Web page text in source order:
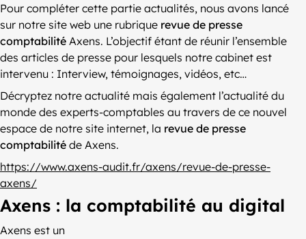
Pour compléter cette partie actualités, nous avons lancé
sur notre site web une rubrique revue de presse
comptabilité Axens. L’objectif étant de réunir l’ensemble
des articles de presse pour lesquels notre cabinet est
intervenu : Interview, témoignages, vidéos, etc…
Décryptez notre actualité mais également l’actualité du
monde des experts-comptables au travers de ce nouvel
espace de notre site internet, la revue de presse
comptabilité de Axens.
https://www.axens-audit.fr/axens/revue-de-presse-
axens/
Axens : la comptabilité au digital
Axens est un